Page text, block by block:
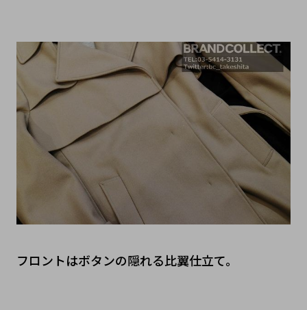
フロントはボタンの隠れる比翼仕立て。